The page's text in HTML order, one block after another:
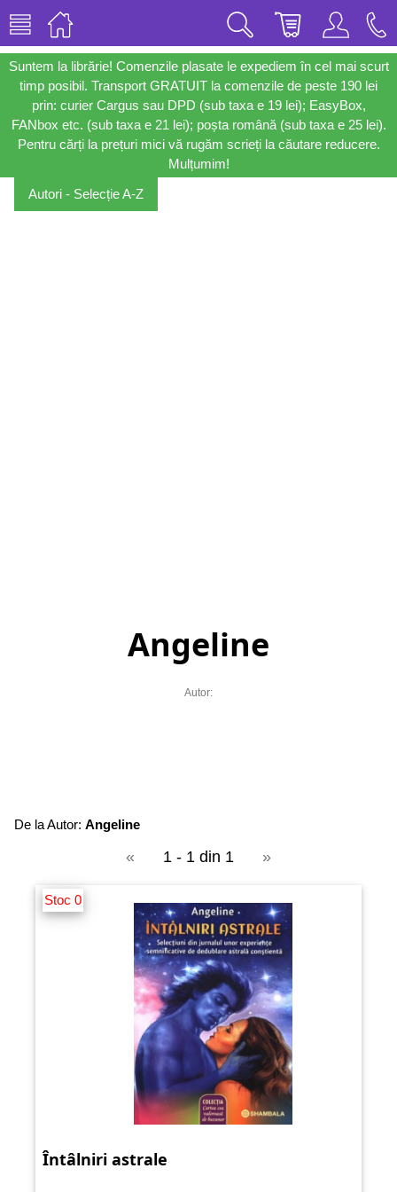
Suntem la librărie! Comenzile plasate le expediem în cel mai scurt
timp posibil. Transport GRATUIT la comenzile de peste 190 lei
prin: curier Cargus sau DPD (sub taxa e 19 lei); EasyBox,
FANbox etc. (sub taxa e 21 lei); poșta română (sub taxa e 25 lei).
Pentru cărți la prețuri mici vă rugăm scrieți la căutare reducere.
Mulțumim!
Autori - Selecție A-Z
Angeline
Autor:
De la Autor: Angeline
« 1 - 1 din 1 »
Stoc 0
Întâlniri astrale